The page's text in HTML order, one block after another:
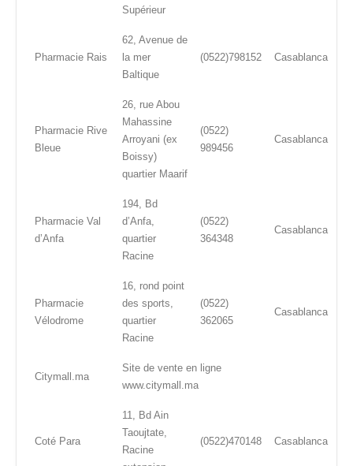
Supérieur
Pharmacie Rais
62, Avenue de
la mer
Baltique
(0522)798152 Casablanca
Pharmacie Rive
Bleue
26, rue Abou
Mahassine
Arroyani (ex
Boissy)
quartier Maarif
(0522)
989456
Casablanca
Pharmacie Val
d’Anfa
194, Bd
d’Anfa,
quartier
Racine
(0522)
364348
Casablanca
Pharmacie
Vélodrome
16, rond point
des sports,
quartier
Racine
(0522)
362065
Casablanca
Citymall.ma
Site de vente en ligne
www.citymall.ma
Coté Para
11, Bd Ain
Taoujtate,
Racine
(0522)470148 Casablanca